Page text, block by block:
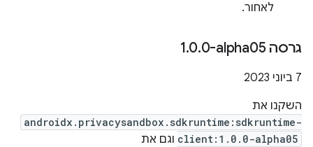
לאחור.
גרסה ‎1 .0.0-alpha05
‫7 ביוני 2023
השקנו את
androidx.privacysandbox.sdkruntime:sdkruntime-
client:1.0.0-alpha05 וגם את